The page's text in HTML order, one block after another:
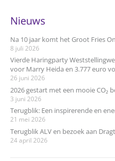
Nieuws
Na 10 jaar komt het Groot Fries
8 juli 2026
Vierde Haringparty
voor Marry Heida en 3.777 euro
26 juni 2026
2026 gestart met een mooie CO₂
3 juni 2026
Terugblik: Een inspirerende en
21 mei 2026
Terugblik ALV en bezoek aan
24 april 2026